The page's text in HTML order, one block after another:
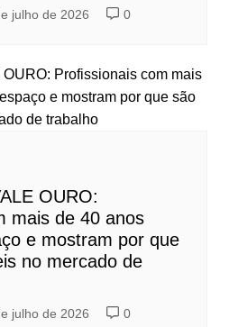
julho de 2026 0
OURO:
mais de 40 anos
e mostram por que
no mercado de
julho de 2026 0